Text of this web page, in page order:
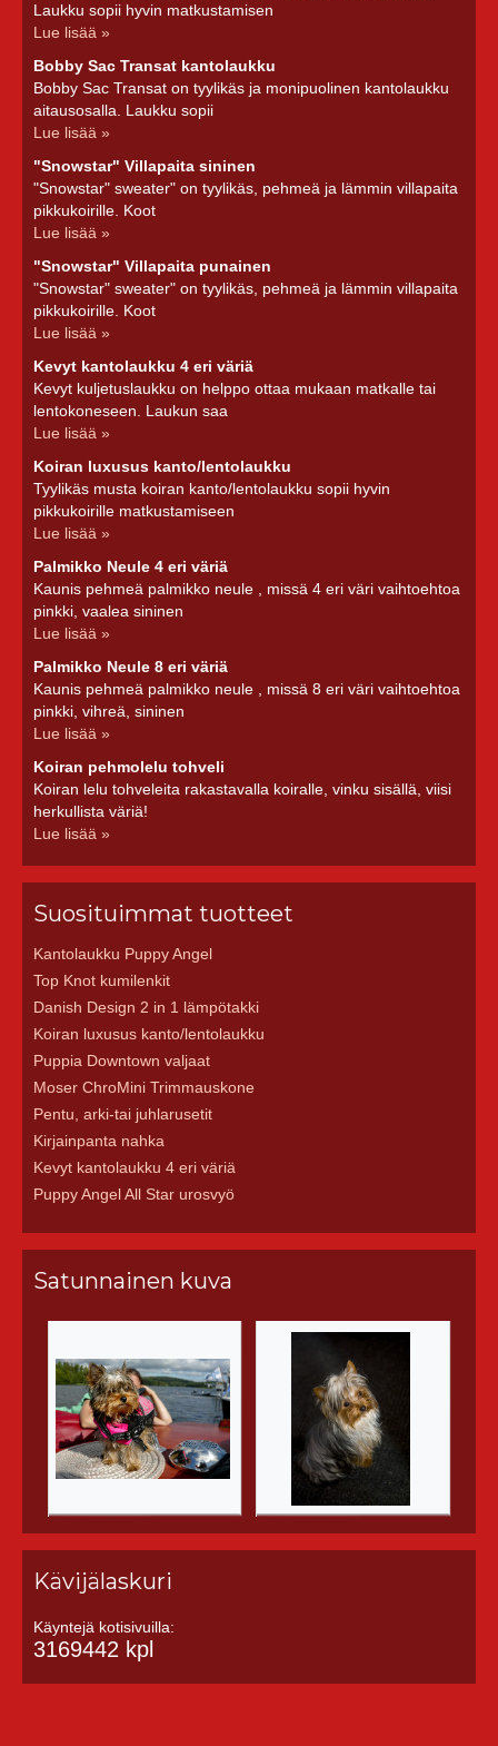
Laukku sopii hyvin matkustamisen
Lue lisää »
Bobby Sac Transat kantolaukku
Bobby Sac Transat on tyylikäs ja monipuolinen kantolaukku
aitausosalla. Laukku sopii
Lue lisää »
"Snowstar" Villapaita sininen
"Snowstar" sweater" on tyylikäs, pehmeä ja lämmin villapaita
pikkukoirille. Koot
Lue lisää »
"Snowstar" Villapaita punainen
"Snowstar" sweater" on tyylikäs, pehmeä ja lämmin villapaita
pikkukoirille. Koot
Lue lisää »
Kevyt kantolaukku 4 eri väriä
Kevyt kuljetuslaukku on helppo ottaa mukaan matkalle tai
lentokoneseen. Laukun saa
Lue lisää »
Koiran luxusus kanto/lentolaukku
Tyylikäs musta koiran kanto/lentolaukku sopii hyvin
pikkukoirille matkustamiseen
Lue lisää »
Palmikko Neule 4 eri väriä
Kaunis pehmeä palmikko neule , missä 4 eri väri vaihtoehtoa
pinkki, vaalea sininen
Lue lisää »
Palmikko Neule 8 eri väriä
Kaunis pehmeä palmikko neule , missä 8 eri väri vaihtoehtoa
pinkki, vihreä, sininen
Lue lisää »
Koiran pehmolelu tohveli
Koiran lelu tohveleita rakastavalla koiralle, vinku sisällä, viisi
herkullista väriä!
Lue lisää »
Suosituimmat tuotteet
Kantolaukku Puppy Angel
Top Knot kumilenkit
Danish Design 2 in 1 lämpötakki
Koiran luxusus kanto/lentolaukku
Puppia Downtown valjaat
Moser ChroMini Trimmauskone
Pentu, arki-tai juhlarusetit
Kirjainpanta nahka
Kevyt kantolaukku 4 eri väriä
Puppy Angel All Star urosvyö
Satunnainen kuva
Kävijälaskuri
Käyntejä kotisivuilla:
3169442 kpl